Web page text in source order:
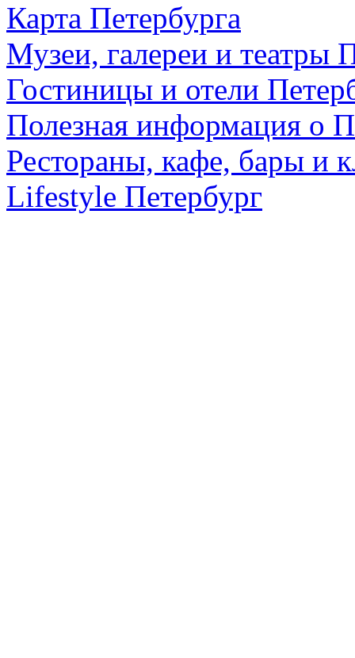
Карта Петербурга
Музеи, галереи и театры
Гостиницы и отели
Полезная информация о
Рестораны, кафе, бары и
Lifestyle Петербург